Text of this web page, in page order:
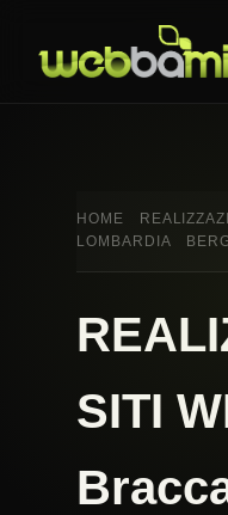
HOME
LOMBARDIA
SITI